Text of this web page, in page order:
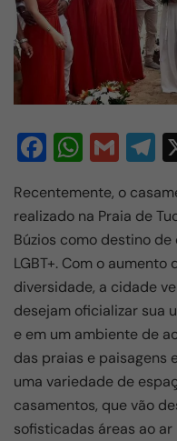
F
c
e
b
o
o
k
W
at
s
A
p
p
G
ail
T
e
a
Recentemente, o
realizado na Praia de
Búzios como destino
LGBT+. Com o
diversidade, a cidade
desejam oficializar sua
e em um ambiente de
das praias e paisagens
uma variedade de
casamentos, que vão
sofisticadas áreas ao